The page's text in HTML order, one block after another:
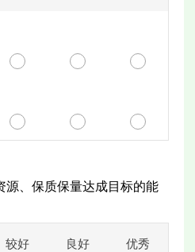
源、保质保量达成目标的能
较好 良好 优秀